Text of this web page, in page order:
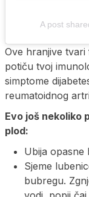
A post
Ove hranjive
potiču tvoj
simptome
reumatoidnog
Evo još nekoliko
plod:
Ubija opasne
Sjeme
bubregu.